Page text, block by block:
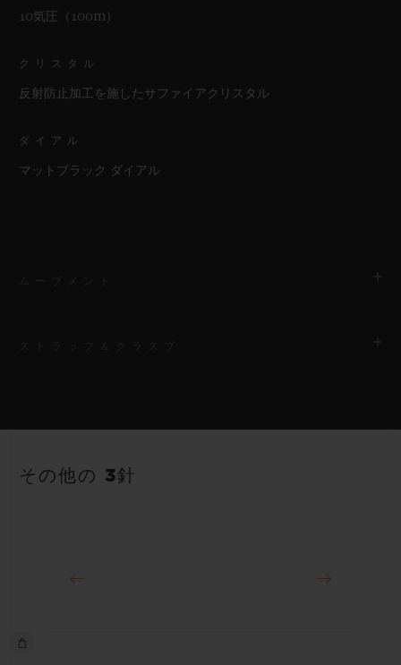
10気圧（100m）
クリスタル
反射防止加工を施したサファイアクリスタル
ダイアル
マットブラック ダイアル
50時間
ストラップ
その他の 3針